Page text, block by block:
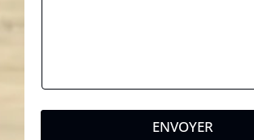
ENVOYER